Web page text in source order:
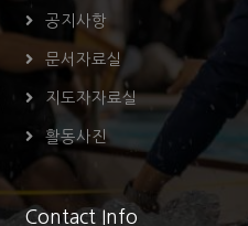
공지사항
문서자료실
지도자자료실
활동사진
Contact Info